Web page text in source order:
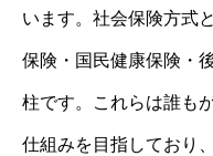
います。社会保険方式
保険・国民健康保険・
柱です。これらは誰も
仕組みを目指しており